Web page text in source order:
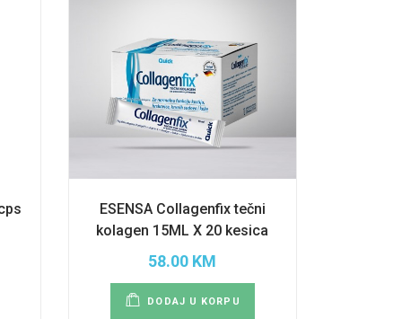
ESENSA Collagenfix tečni
kolagen 15ML X 20 kesica
58.00 KM
DODAJ U KORPU